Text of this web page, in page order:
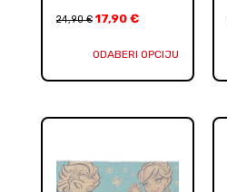
24,90€ 17,90 €
ODABERI OPCIJU